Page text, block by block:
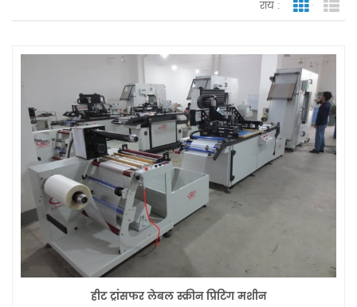
राय : जाली
हीट ट्रांसफर लेबल स्क्रीन प्रिंटिंग मशीन